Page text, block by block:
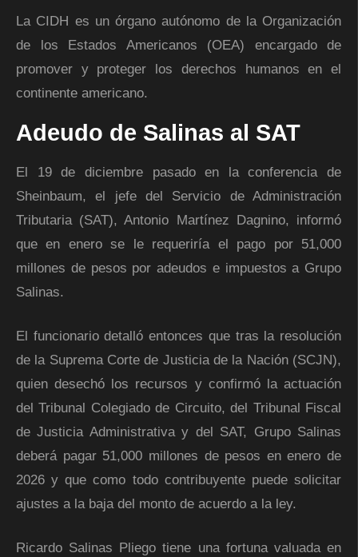
La CIDH es un órgano autónomo de la Organización
de los Estados Americanos (OEA) encargado de
promover y proteger los derechos humanos en el
continente americano.
Adeudo de Salinas al SAT
El 19 de diciembre pasado en la conferencia de
Sheinbaum, el jefe del Servicio de Administración
Tributaria (SAT), Antonio Martínez Dagnino, informó
que en enero se le requeriría el pago por 51,000
millones de pesos por adeudos e impuestos a Grupo
Salinas.
El funcionario detalló entonces que tras la resolución
de la Suprema Corte de Justicia de la Nación (SCJN),
quien desechó los recursos y confirmó la actuación
del Tribunal Colegiado de Circuito, del Tribunal Fiscal
de Justicia Administrativa y del SAT, Grupo Salinas
deberá pagar 51,000 millones de pesos en enero de
2026 y que como todo contribuyente puede solicitar
ajustes a la baja del monto de acuerdo a la ley.
Ricardo Salinas Pliego tiene una fortuna valuada en